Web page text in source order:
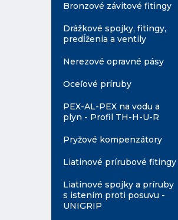
Bronzové závitové fitingy
Drážkové spojky, fitingy,
predĺženia a ventily
Nerezové opravné pásy
Oceľové príruby
PEX-AL-PEX na vodu a
plyn - Profil TH-H-U-R
Pryžové kompenzátory
Liatinové prírubové fitingy
Liatinové spojky a príruby
s istením proti posuvu -
UNIGRIP